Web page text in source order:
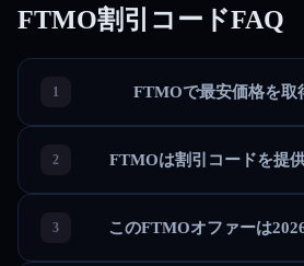
FTMO割引コードFAQ
FTMOで最安価格を取
FTMOは割引コードを提
このFTMOオファーは